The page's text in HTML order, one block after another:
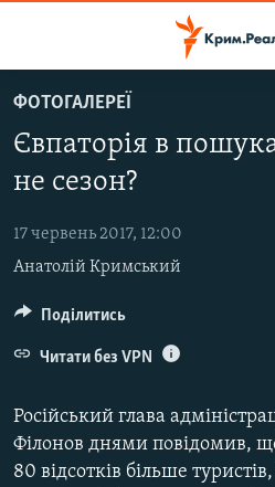
до
основного
матеріалу
до
Перейти
пошуку
ВОДА.КРИМ
ВІДЕО ТА ФОТО
ПОЛІТИКА
БЛОГИ
ПОГЛЯД
ІНТЕРВ'Ю
СПЕЦПРОЕКТИ
ДЕПОРТАЦІЯ
ЯК ОБІЙТИ БЛОКУВАННЯ
ФОТОГАЛЕРЕЇ
Євпаторія в
не сезон?
17 червень 2017, 12:00
Анатолій Кримський
Російський глава
Філонов днями повідомив,
80 відсотків більше
Поділитись
Читати без VPN